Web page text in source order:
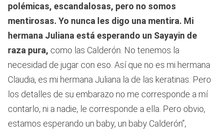
polémicas, escandalosas, pero no somos
mentirosas. Yo nunca les digo una mentira. Mi
hermana Juliana está esperando un Sayayin de
raza pura, como las Calderón. No tenemos la
necesidad de jugar con eso. Así que no es mi hermana
Claudia, es mi hermana Juliana la de las keratinas. Pero
los detalles de su embarazo no me corresponde a mí
contarlo, ni a nadie, le corresponde a ella. Pero obvio,
estamos esperando un baby, un baby Calderón”,